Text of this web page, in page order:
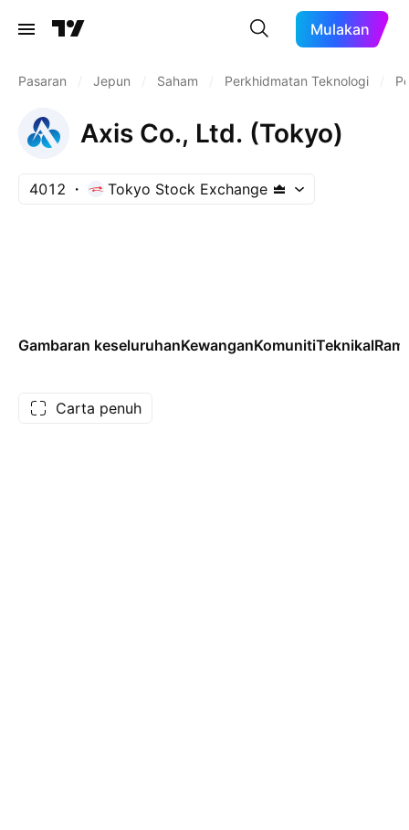
Mulakan
Pasaran Jepun Saham Perkhidmatan Teknologi
Axis Co., Ltd. (Tokyo)
4012 Tokyo Stock Exchange
Gambaran keseluruhanKewanganKomunitiTeknikal
Carta penuh